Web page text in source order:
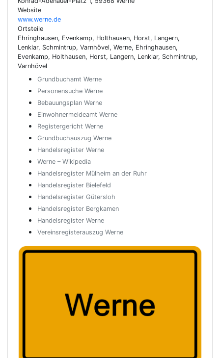
Website
www.werne.de
Ortsteile
Ehringhausen, Evenkamp, Holthausen, Horst, Langern,
Lenklar, Schmintrup, Varnhövel, Werne, Ehringhausen,
Evenkamp, Holthausen, Horst, Langern, Lenklar, Schmintrup,
Varnhövel
Grundbuchamt Werne
Personensuche Werne
Bebauungsplan Werne
Einwohnermeldeamt Werne
Registergericht Werne
Grundbuchauszug Werne
Handelsregister Werne
Werne – Wikipedia
Handelsregister Mülheim an der Ruhr
Handelsregister Bielefeld
Handelsregister Gütersloh
Handelsregister Bergkamen
Handelsregister Werne
Vereinsregisterauszug Werne